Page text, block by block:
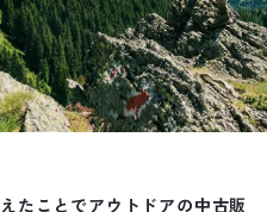
たことでアウトドアの中古販